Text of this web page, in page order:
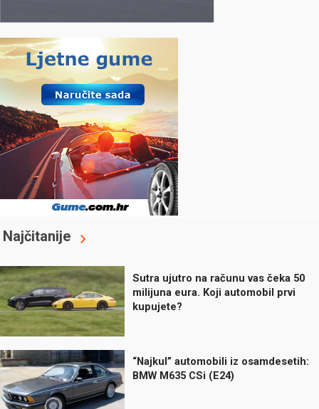
Najčitanije
Sutra ujutro na računu vas čeka 50
milijuna eura. Koji automobil prvi
kupujete?
“Najkul” automobili iz osamdesetih:
BMW M635 CSi (E24)